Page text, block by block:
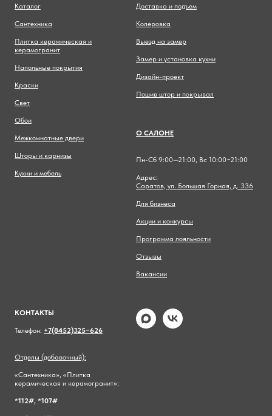
Каталог
Сантехника
Плитка керамическая и
керамогранит
Напольные покрытия
Краски
Свет
Обои
Межкомнатные двери
Шторы и карнизы
Кухни и мебель
Доставка и подъем
Колеровка
Выезд на замер
Замер и установка кухни
Дизайн-проект
Пошив штор и покрывал
О САЛОНЕ
Пн-Сб 9:00—21:00, Вс 10:00−21:00
Адрес:
Саратов, ул. Большая Горная, д. 336
Для бизнеса
Акции и конкурсы
Программа лояльности
Отзывы
Вакансии
КОНТАКТЫ
Телефон: +7(8452)325−626
Отделы (добавочный):
«Сантехника», «Плитка
керамическая и керамогранит»:
*112#, *107#